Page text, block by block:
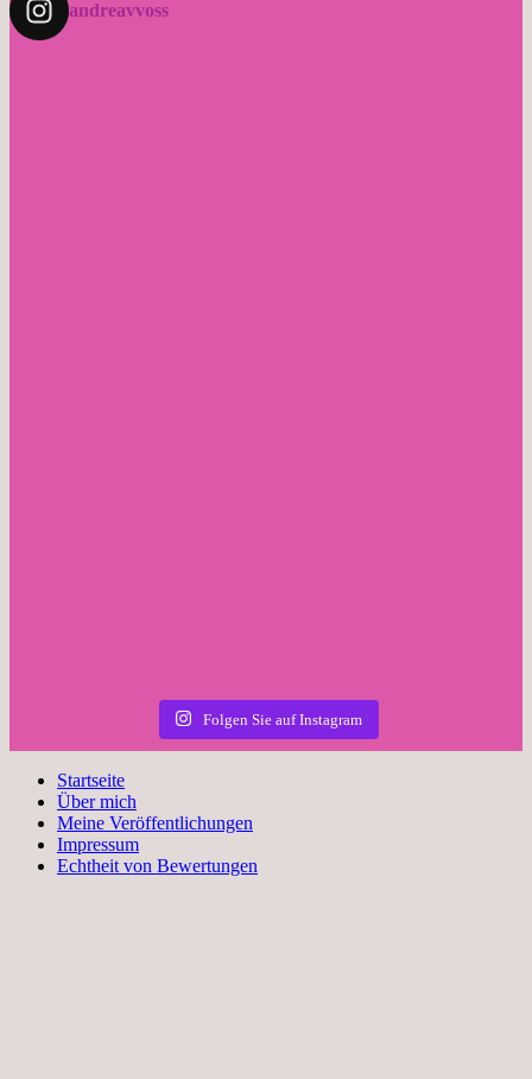
andreavvoss
Folgen Sie auf Instagram
Startseite
Über mich
Meine Veröffentlichungen
Impressum
Echtheit von Bewertungen